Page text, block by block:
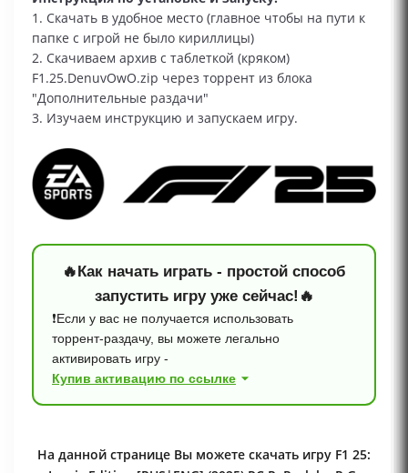
1. Скачать в удобное место (главное чтобы на пути к
папке с игрой не было кириллицы)
2. Скачиваем архив с таблеткой (кряком)
F1.25.DenuvOwO.zip через торрент из блока
"Дополнительные раздачи"
3. Изучаем инструкцию и запускаем игру.
🔥Как начать играть - простой способ
запустить игру уже сейчас!🔥
❗Если у вас не получается использовать
торрент‑раздачу, вы можете легально
активировать игру -
Купив активацию по ссылке
На данной странице Вы можете скачать игру F1 25: